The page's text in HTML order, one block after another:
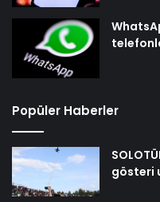
Popüler Haberler
gösteri